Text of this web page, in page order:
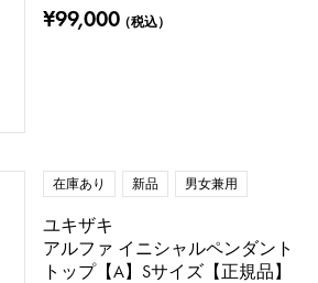
¥99,000（税込）
在庫あり 新品 男女兼用
ユキザキ
アルファ イニシャルペンダント
トップ【A】Sサイズ【正規品】